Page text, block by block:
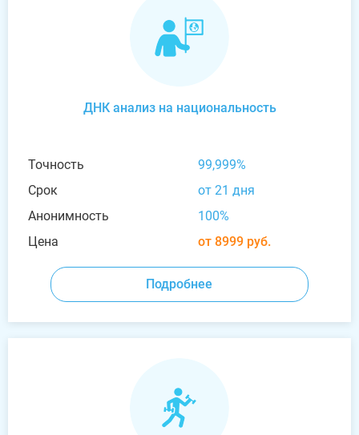
ДНК анализ на национальность
Точность
99,999%
Срок
от 21 дня
Анонимность
100%
Цена
от 8999 руб.
Подробнее